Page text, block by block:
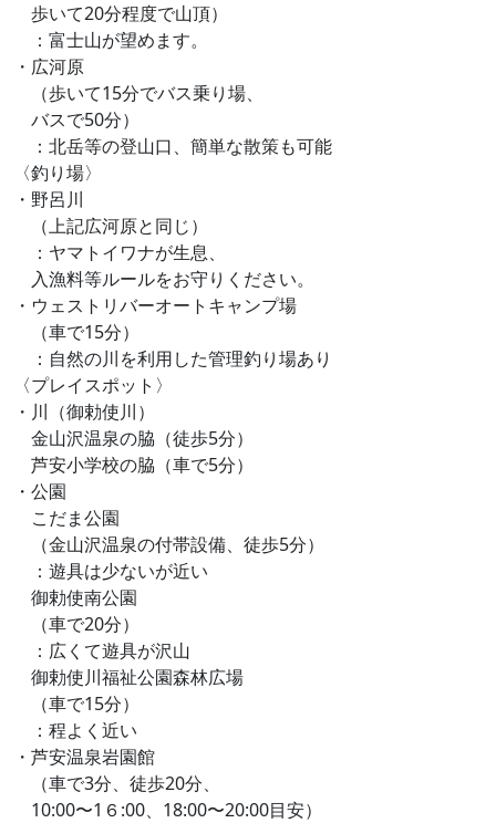
歩いて20分程度で山頂）
：富士山が望めます。
・広河原
（歩いて15分でバス乗り場、
バスで50分）
：北岳等の登山口、簡単な散策も可能
〈釣り場〉
・野呂川
（上記広河原と同じ）
：ヤマトイワナが生息、
入漁料等ルールをお守りください。
・ウェストリバーオートキャンプ場
（車で15分）
：自然の川を利用した管理釣り場あり
〈プレイスポット〉
・川（御勅使川）
金山沢温泉の脇（徒歩5分）
芦安小学校の脇（車で5分）
・公園
こだま公園
（金山沢温泉の付帯設備、徒歩5分）
：遊具は少ないが近い
御勅使南公園
（車で20分）
：広くて遊具が沢山
御勅使川福祉公園森林広場
（車で15分）
：程よく近い
・芦安温泉岩園館
（車で3分、徒歩20分、
10:00〜1６:00、18:00〜20:00目安）